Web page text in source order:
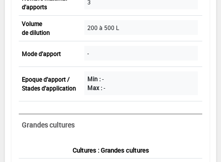
d'apports
3
Volume
de dilution
200 à 500 L
Mode d'apport -
Epoque d'apport /
Stades d'application
Min :-
Max :-
Grandes cultures
Cultures : Grandes cultures